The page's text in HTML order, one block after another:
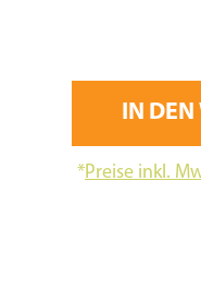
IN DEN
*Preise inkl.